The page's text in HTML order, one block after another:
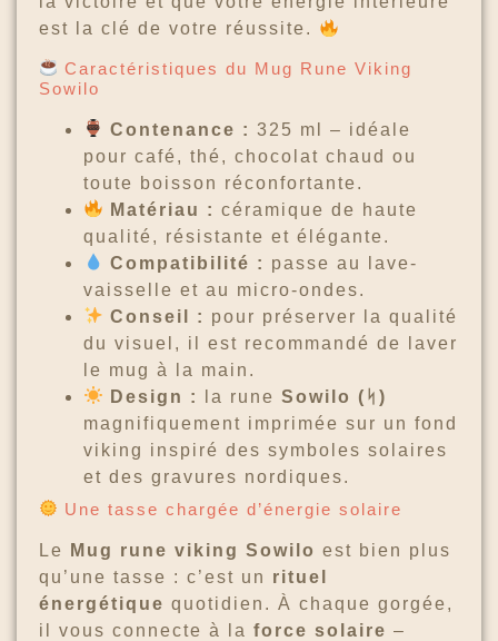
est la clé de votre réussite.
Caractéristiques du Mug Rune Viking
Sowilo
Contenance : 325 ml – idéale
pour café, thé, chocolat chaud ou
toute boisson réconfortante.
Matériau : céramique de haute
qualité, résistante et élégante.
Compatibilité : passe au lave-
vaisselle et au micro-ondes.
Conseil : pour préserver la qualité
du visuel, il est recommandé de laver
le mug à la main.
Design :
la runeSowilo (ᛋ)
magnifiquement imprimée sur un fond
viking inspiré des symboles solaires
et des gravures nordiques.
Une tasse chargée d’énergie solaire
Le Mug rune viking Sowilo est bien plus
qu’une tasse : c’est un rituel
énergétique quotidien. À chaque gorgée,
il vous connecte à la force solaire –